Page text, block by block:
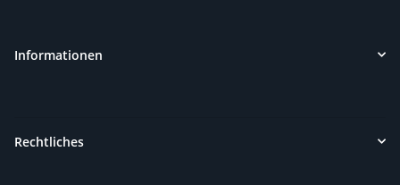
Informationen
Rechtliches